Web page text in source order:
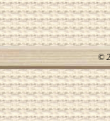
©